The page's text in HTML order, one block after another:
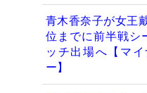
青木香奈子が女王
位までに前半戦シ
ッチ出場へ【マ
ー】